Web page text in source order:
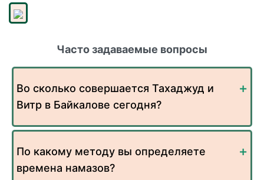
Часто задаваемые вопросы
Во сколько совершается Тахаджуд и
Витр в Байкалове сегодня?
По какому методу вы определяете
времена намазов?